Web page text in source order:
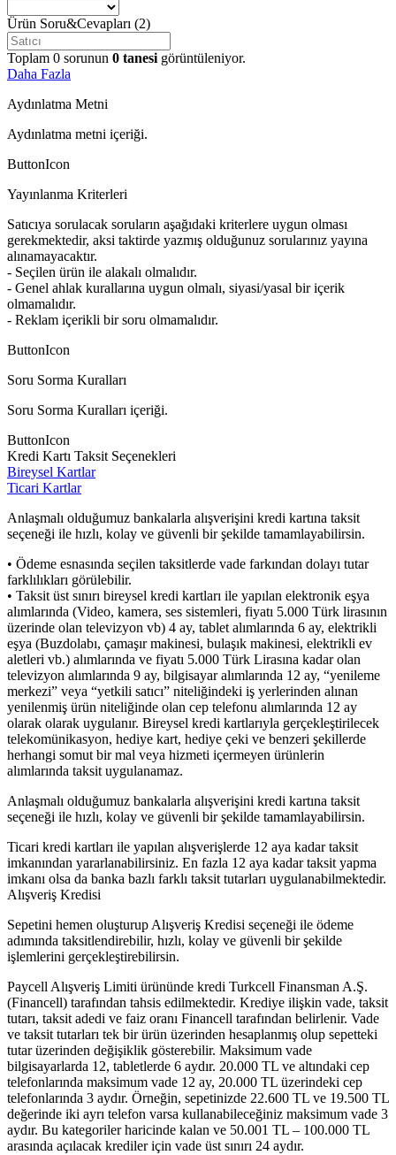
Ürün Soru&Cevapları (2)
Toplam 0 sorunun 0 tanesi görüntüleniyor.
Daha Fazla
Aydınlatma Metni
Aydınlatma metni içeriği.
ButtonIcon
Yayınlanma Kriterleri
Satıcıya sorulacak soruların aşağıdaki kriterlere uygun olması
gerekmektedir, aksi taktirde yazmış olduğunuz sorularınız yayına
alınamayacaktır.
- Seçilen ürün ile alakalı olmalıdır.
- Genel ahlak kurallarına uygun olmalı, siyasi/yasal bir içerik
olmamalıdır.
- Reklam içerikli bir soru olmamalıdır.
ButtonIcon
Soru Sorma Kuralları
Soru Sorma Kuralları içeriği.
ButtonIcon
Kredi Kartı Taksit Seçenekleri
Bireysel Kartlar
Ticari Kartlar
Anlaşmalı olduğumuz bankalarla alışverişini kredi kartına taksit
seçeneği ile hızlı, kolay ve güvenli bir şekilde tamamlayabilirsin.
• Ödeme esnasında seçilen taksitlerde vade farkından dolayı tutar
farklılıkları görülebilir.
• Taksit üst sınırı bireysel kredi kartları ile yapılan elektronik eşya
alımlarında (Video, kamera, ses sistemleri, fiyatı 5.000 Türk lirasının
üzerinde olan televizyon vb) 4 ay, tablet alımlarında 6 ay, elektrikli
eşya (Buzdolabı, çamaşır makinesi, bulaşık makinesi, elektrikli ev
aletleri vb.) alımlarında ve fiyatı 5.000 Türk Lirasına kadar olan
televizyon alımlarında 9 ay, bilgisayar alımlarında 12 ay, “yenileme
merkezi” veya “yetkili satıcı” niteliğindeki iş yerlerinden alınan
yenilenmiş ürün niteliğinde olan cep telefonu alımlarında 12 ay
olarak olarak uygulanır. Bireysel kredi kartlarıyla gerçekleştirilecek
telekomünikasyon, hediye kart, hediye çeki ve benzeri şekillerde
herhangi somut bir mal veya hizmeti içermeyen ürünlerin
alımlarında taksit uygulanamaz.
Anlaşmalı olduğumuz bankalarla alışverişini kredi kartına taksit
seçeneği ile hızlı, kolay ve güvenli bir şekilde tamamlayabilirsin.
Ticari kredi kartları ile yapılan alışverişlerde 12 aya kadar taksit
imkanından yararlanabilirsiniz. En fazla 12 aya kadar taksit yapma
imkanı olsa da banka bazlı farklı taksit tutarları uygulanabilmektedir.
Alışveriş Kredisi
Sepetini hemen oluşturup Alışveriş Kredisi seçeneği ile ödeme
adımında taksitlendirebilir, hızlı, kolay ve güvenli bir şekilde
işlemlerini gerçekleştirebilirsin.
Paycell Alışveriş Limiti ürününde kredi Turkcell Finansman A.Ş.
(Financell) tarafından tahsis edilmektedir. Krediye ilişkin vade, taksit
tutarı, taksit adedi ve faiz oranı Financell tarafından belirlenir. Vade
ve taksit tutarları tek bir ürün üzerinden hesaplanmış olup sepetteki
tutar üzerinden değişiklik gösterebilir. Maksimum vade
bilgisayarlarda 12, tabletlerde 6 aydır. 20.000 TL ve altındaki cep
telefonlarında maksimum vade 12 ay, 20.000 TL üzerindeki cep
telefonlarında 3 aydır. Örneğin, sepetinizde 22.600 TL ve 19.500 TL
değerinde iki ayrı telefon varsa kullanabileceğiniz maksimum vade 3
aydır. Bu kategoriler haricinde kalan ve 50.001 TL – 100.000 TL
arasında açılacak krediler için vade üst sınırı 24 aydır.